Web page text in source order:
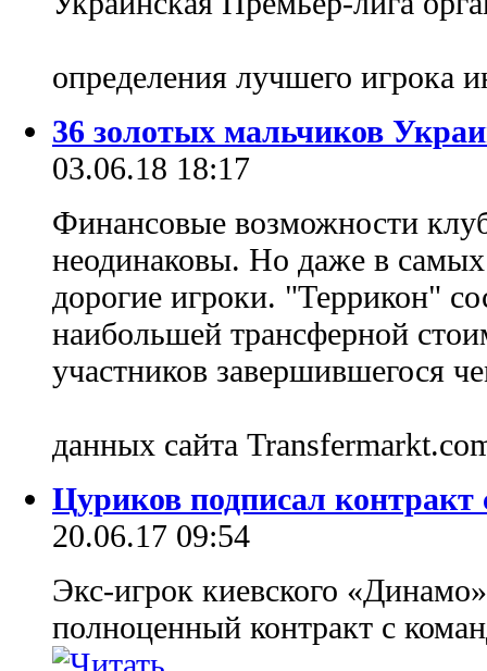
определения лучшего игрока
36 золотых мальчиков
03.06.18 18:17
Финансовые возможности
неодинаковы. Но даже в
дорогие игроки. "Террикон"
наибольшей трансферной
участников завершившегося
данных сайта
Цуриков подписал контракт
20.06.17 09:54
Экс-игрок киевского
полноценный контракт с